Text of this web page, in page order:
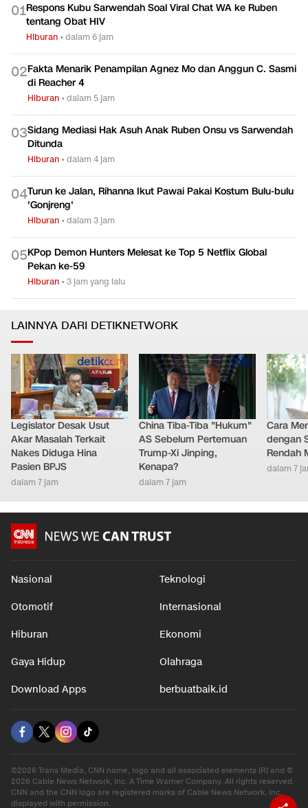
01Respons Kubu Sarwendah Soal Viral Chat WA ke Ruben
tentang Obat HIV
Hiburan •dalam 6 jam
02Fakta Menarik Penampilan Agnez Mo dan Anggun C. Sasmi
di Reacher 4
Hiburan •dalam 5 jam
03Sidang Mediasi Hak Asuh Anak Ruben Onsu vs Sarwendah
Ditunda
Hiburan •dalam 4 jam
04Turun ke Jalan, Rihanna Ikut Pawai Pakai Kostum Bulu-bulu
'Gonjreng'
Hiburan •dalam 3 jam
05KPop Demon Hunters Melesat ke Top 5 Netflix Global
Pekan ke-59
Hiburan •3 jam yang lalu
LAINNYA DARI DETIKNETWORK
Legislator Desak Usut
Akar Masalah Terkait
Nakes Diduga Hina
Pasien BPJS
dalam 7 jam
China Tiba-Tiba "Hukum"
AS Sebelum Pertemuan
Trump-Xi Jinping,
Kenapa?
dalam 7 jam
Cara
dengan
Rendah
dalam 7
Nasional Teknologi
Otomotif Internasional
Hiburan Ekonomi
Gaya Hidup Olahraga
Download Apps berbuatbaik.id
©2026 Trans Media, CNN name, logo and all associated elements (R) and ©
2026 Cable News Network, Inc. A Time Warner Company. All rights reserved.
CNN and the CNN logo are registered marks of Cable News Network, Inc.,
displayed with permission.